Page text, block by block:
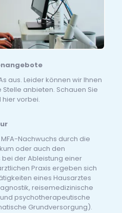
aus. Leider können wir Ihnen
anbieten. Schauen Sie
vorbei.
Nachwuchs durch die
oder auch den
der Ableistung einer
Praxis ergeben sich
eines Hausarztes
reisemedizinische
psychotherapeutische
Grundversorgung).